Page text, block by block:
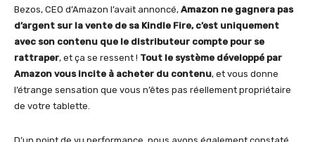
Bezos, CEO d’Amazon l’avait annoncé, Amazon ne gagnera pas
d’argent sur la vente de sa Kindle Fire, c’est uniquement
avec son contenu que le distributeur compte pour se
rattraper, et ça se ressent ! Tout le système développé par
Amazon vous incite à acheter du contenu, et vous donne
l’étrange sensation que vous n’êtes pas réellement propriétaire
de votre tablette.